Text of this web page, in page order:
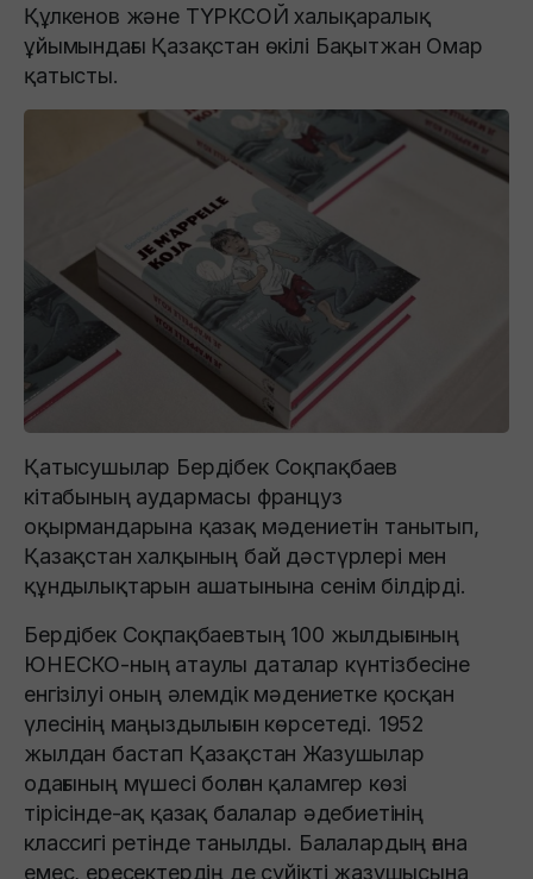
Құлкенов және ТҮРКСОЙ халықаралық
ұйымындағы Қазақстан өкілі Бақытжан Омар
қатысты.
Қатысушылар Бердібек Соқпақбаев
кітабының аудармасы француз
оқырмандарына қазақ мәдениетін танытып,
Қазақстан халқының бай дәстүрлері мен
құндылықтарын ашатынына сенім білдірді.
Бердібек Соқпақбаевтың 100 жылдығының
ЮНЕСКО-ның атаулы даталар күнтізбесіне
енгізілуі оның әлемдік мәдениетке қосқан
үлесінің маңыздылығын көрсетеді. 1952
жылдан бастап Қазақстан Жазушылар
одағының мүшесі болған қаламгер көзі
тірісінде-ақ қазақ балалар әдебиетінің
классигі ретінде танылды. Балалардың ғана
емес, ересектердің де сүйікті жазушысына